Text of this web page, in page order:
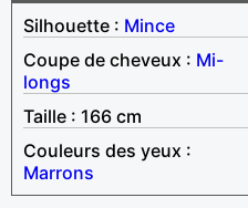
Silhouette : Mince
Coupe de cheveux : Mi-
longs
Taille : 166 cm
Couleurs des yeux :
Marrons